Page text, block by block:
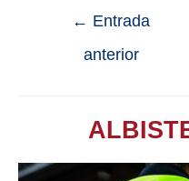
← Entrada
anterior